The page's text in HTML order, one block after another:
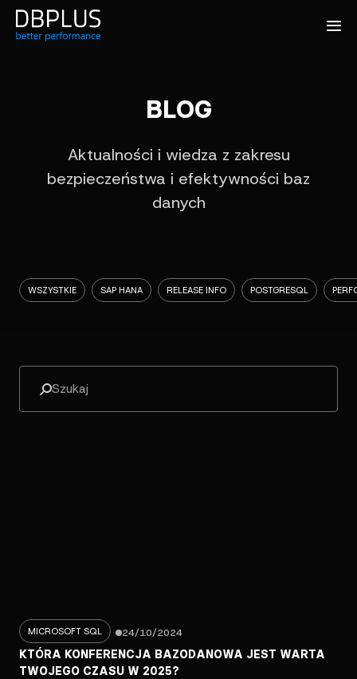
BLOG
Aktualności i wiedza z zakresu
bezpieczeństwa i efektywności baz
danych
WSZYSTKIE SAP HANA RELEASE INFO POSTGRESQL
MICROSOFT SQL 24/10/2024
KTÓRA KONFERENCJA BAZODANOWA JEST WARTA
TWOJEGO CZASU W 2025?